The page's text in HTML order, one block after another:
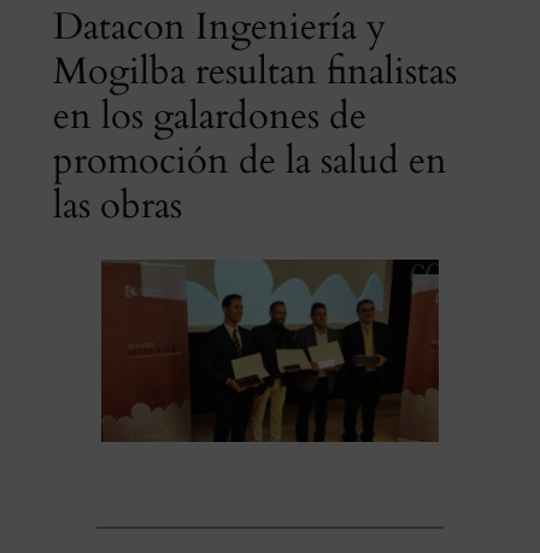
Datacon Ingeniería y
Mogilba resultan finalistas
en los galardones de
promoción de la salud en
las obras